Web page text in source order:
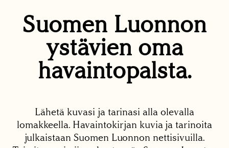
Suomen Luonnon
ystävien oma
havaintopalsta.
Lähetä kuvasi ja tarinasi alla olevalla
lomakkeella. Havaintokirjan kuvia ja tarinoita
julkaistaan Suomen Luonnon nettisivuilla.